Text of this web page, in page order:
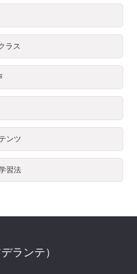
ラス
ンツ
習法
ランテ）